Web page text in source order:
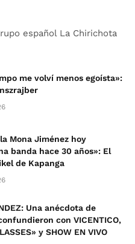
español La Chirichota
me volví menos egoísta»:
Mona Jiménez hoy
banda hace 30 años»: El
de Kapanga
Una anécdota de
con VICENTICO,
y SHOW EN VIVO